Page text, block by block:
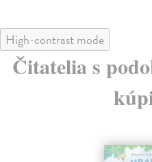
High-contrast mode
Čitatelia s